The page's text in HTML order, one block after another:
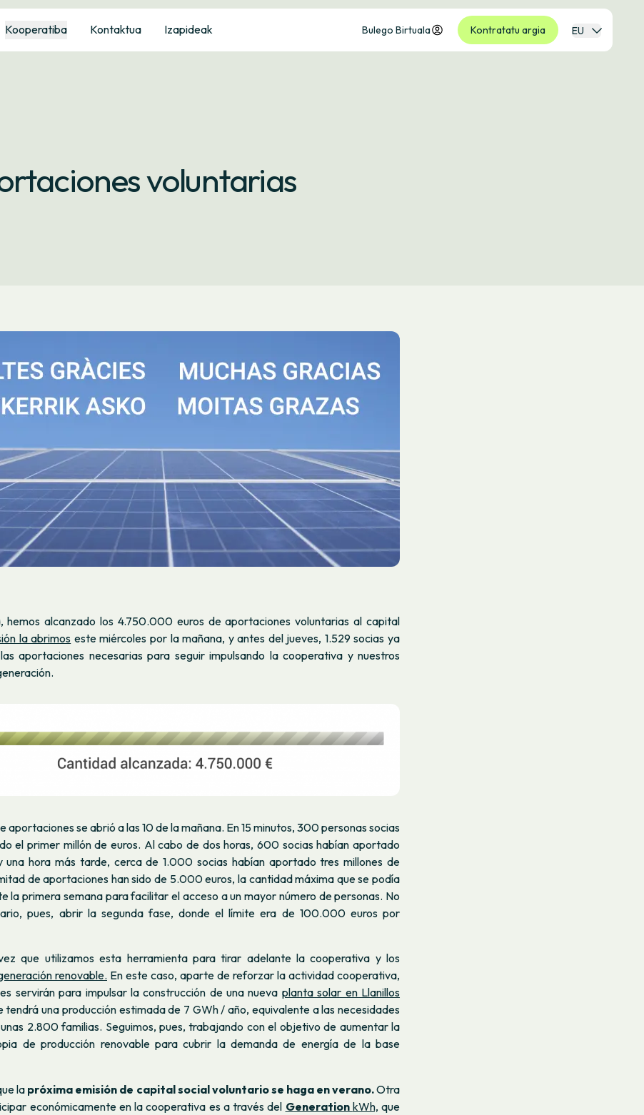
Kooperatiba Kontaktua Izapideak Bulego Birtuala Kontratatu argia EU
voluntarias
hemos alcanzado los 4.750.000 euros de aportaciones voluntarias al capital
la abrimos este miércoles por la mañana, y antes del jueves, 1.529 socias ya
aportaciones necesarias para seguir impulsando la cooperativa y nuestros
aportaciones se abrió a las 10 de la mañana. En 15 minutos, 300 personas socias
el primer millón de euros. Al cabo de dos horas, 600 socias habían aportado
una hora más tarde, cerca de 1.000 socias habían aportado tres millones de
de aportaciones han sido de 5.000 euros, la cantidad máxima que se podía
la primera semana para facilitar el acceso a un mayor número de personas. No
pues, abrir la segunda fase, donde el límite era de 100.000 euros por
que utilizamos esta herramienta para tirar adelante la cooperativa y los
renovable. En este caso, aparte de reforzar la actividad cooperativa,
servirán para impulsar la construcción de una nueva planta solar en Llanillos
tendrá una producción estimada de 7 GWh / año, equivalente a las necesidades
2.800 familias. Seguimos, pues, trabajando con el objetivo de aumentar la
de producción renovable para cubrir la demanda de energía de la base
la próxima emisión de capital social voluntario se haga en verano.Otra
económicamente en la cooperativa es a través del Generation kWh, que